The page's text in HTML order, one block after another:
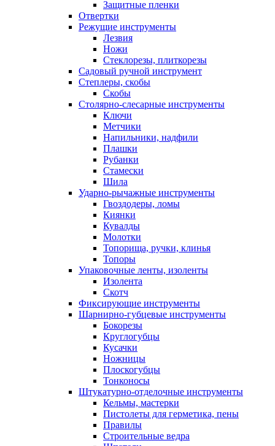
Защитные пленки
Отвертки
Режущие инструменты
Лезвия
Ножи
Стеклорезы, плиткорезы
Садовый ручной инструмент
Степлеры, скобы
Скобы
Столярно-слесарные инструменты
Ключи
Метчики
Напильники, надфили
Плашки
Рубанки
Стамески
Шила
Ударно-рычажные инструменты
Гвоздодеры, ломы
Киянки
Кувалды
Молотки
Топорища, ручки, клинья
Топоры
Упаковочные ленты, изоленты
Изолента
Скотч
Фиксирующие инструменты
Шарнирно-губцевые инструменты
Бокорезы
Круглогубцы
Кусачки
Ножницы
Плоскогубцы
Тонконосы
Штукатурно-отделочные инструменты
Кельмы, мастерки
Пистолеты для герметика, пены
Правилы
Строительные ведра